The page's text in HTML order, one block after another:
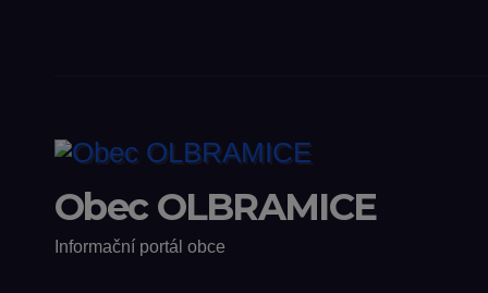
Obec OLBRAMICE
Informační portál obce